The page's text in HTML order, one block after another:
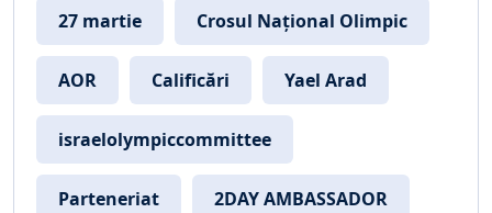
27 martie Crosul Național Olimpic
AOR Calificări Yael Arad
israelolympiccommittee
Parteneriat 2DAY AMBASSADOR